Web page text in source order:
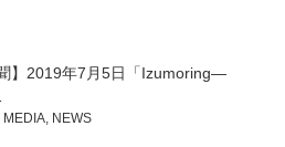
聞】2019年7月5日「Izumoring—
MEDIA, NEWS